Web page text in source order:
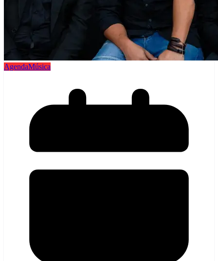
AgendaMúsica